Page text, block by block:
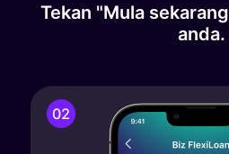
Tekan "Mula
anda.